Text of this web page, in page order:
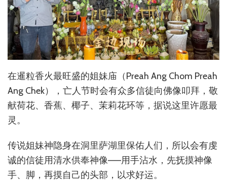
在暹粒香火最旺盛的姐妹庙（Preah Ang Chom Preah
Ang Chek），亡人节时会有众多信徒向佛像叩拜，敬
献荷花、香蕉、椰子、茉莉花环等，据说这里许愿最
灵。
传说姐妹神隐身在洞里萨湖里保佑人们，所以会有虔
诚的信徒用清水供奉神像——用手沾水，先抚摸神像
手、脚，再摸自己的头部，以求好运。